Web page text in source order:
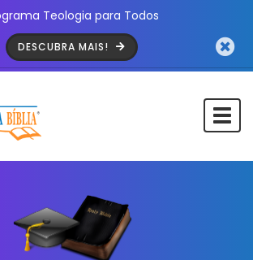
Teologia para Todos
DESCUBRA MAIS!